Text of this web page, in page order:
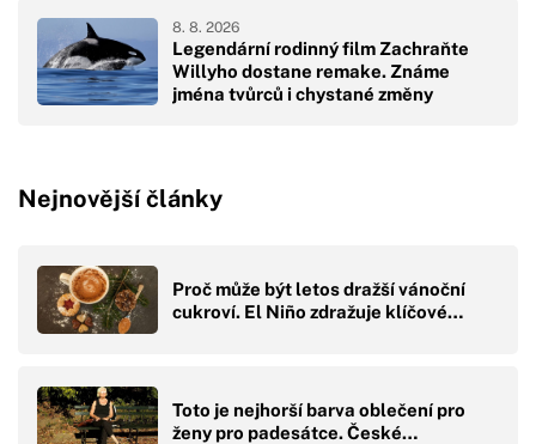
Legendární rodinný film Zachraňte
Willyho dostane remake. Známe
jména tvůrců i chystané změny
8. 8. 2026
Nejnovější články
Proč může být letos dražší vánoční
cukroví. El Niño zdražuje klíčové…
Toto je nejhorší barva oblečení pro
ženy pro padesátce. České…